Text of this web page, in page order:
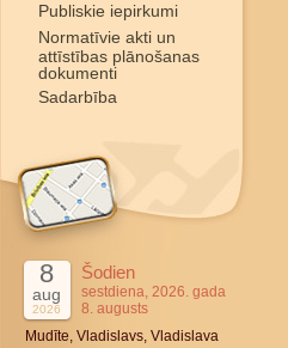
Publiskie iepirkumi
Normatīvie akti un
attīstības plānošanas
dokumenti
Sadarbība
8
aug
2026
Šodien
sestdiena, 2026. gada
8. augusts
Mudīte, Vladislavs, Vladislava